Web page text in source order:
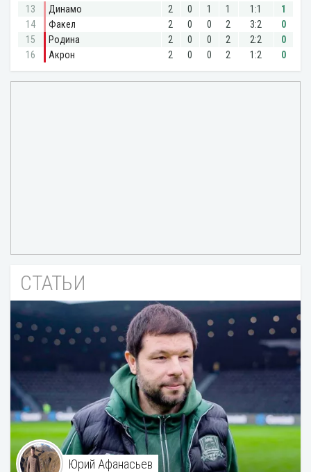
СТАТЬИ
Юрий Афанасьев